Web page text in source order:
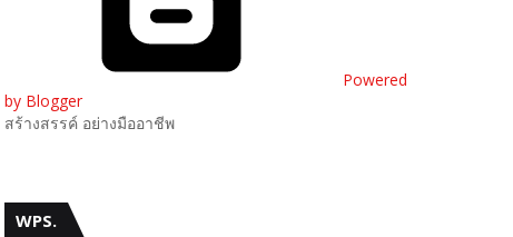
Powered
by Blogger
สร้างสรรค์ อย่างมืออาชีพ
WPS.